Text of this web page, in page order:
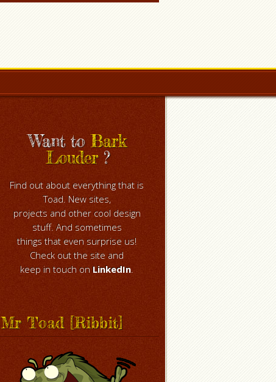
Want toBark
Louder?
Find out about everything that is
Toad. New sites,
projects and other cool design
stuff. And sometimes
things that even surprise us!
Check out the site and
keep in touch on LinkedIn.
Mr Toad [Ribbit]